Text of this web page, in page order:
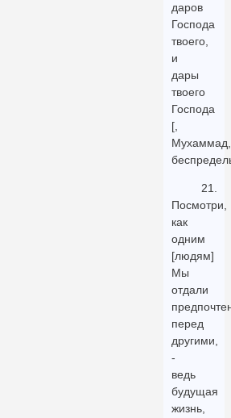
даров
Господа
твоего,
и
дары
твоего
Господа
[,
21.
Посмотри,
как
одним
[людям]
Мы
отдали
перед
другими,
-
ведь
будущая
жизнь,